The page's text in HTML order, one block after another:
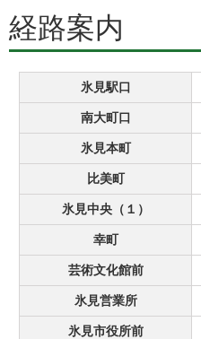
経路案内
氷見駅口
南大町口
氷見本町
比美町
氷見中央（１）
幸町
芸術文化館前
氷見営業所
氷見市役所前